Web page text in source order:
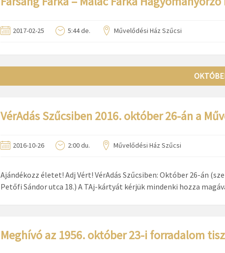
2017-02-25 5:44 de. Művelődési Ház Szűcsi
VérAdás Szűcsiben 2016. október 26-án a
2016-10-26 2:00 du. Művelődési Ház Szűcsi
Ajándékozz életet! Adj Vért! VérAdás Szűcsiben: Október 26-án
Petőfi Sándor utca 18.) A TAj-kártyát kérjük mindenki hozza
Meghívó az 1956. október 23-i forradalom